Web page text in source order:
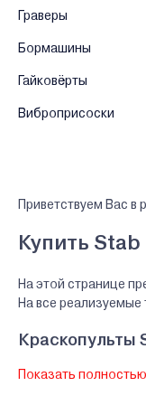
Граверы
Бормашины
Гайковёрты
Виброприсоски
Приветствуем Вас в
Купить Stab
На этой странице
На все
Краскопульты
В нашем интернет-
Показать полностью